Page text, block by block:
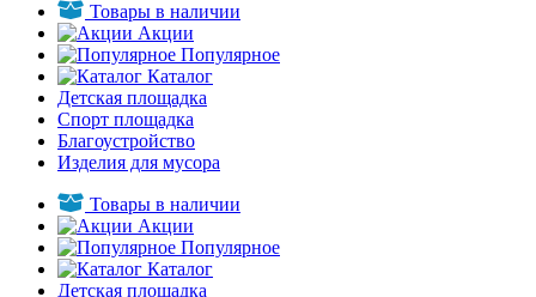
Товары в наличии
Акции
Популярное
Каталог
Детская площадка
Спорт площадка
Благоустройство
Изделия для мусора
Товары в наличии
Акции
Популярное
Каталог
Детская площадка